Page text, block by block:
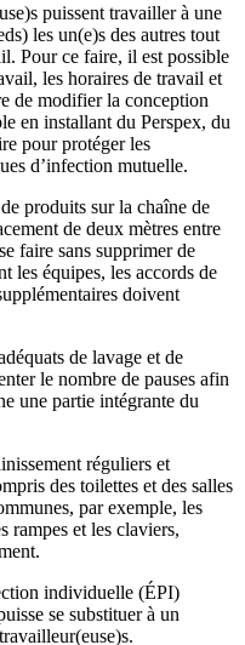
puissent travailler à une
les un(e)s des autres tout
Pour ce faire, il est possible
les horaires de travail et
de modifier la conception
en installant du Perspex, du
pour protéger les
d’infection mutuelle.
produits sur la chaîne de
de deux mètres entre
faire sans supprimer de
les équipes, les accords de
doivent
de lavage et de
le nombre de pauses afin
une partie intégrante du
réguliers et
des toilettes et des salles
par exemple, les
rampes et les claviers,
individuelle (ÉPI)
se substituer à un